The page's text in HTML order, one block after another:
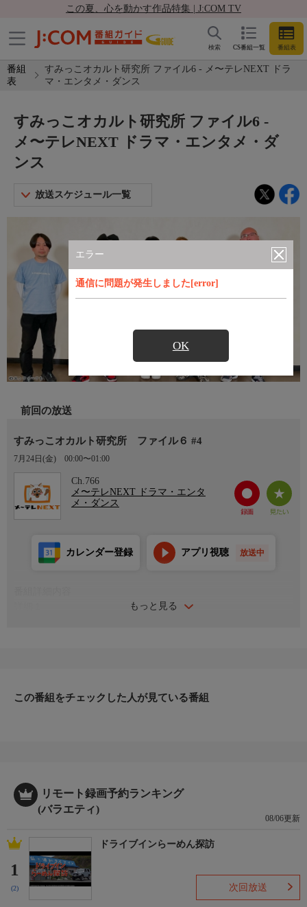
この夏、心を動かす作品特集 | J:COM TV
CS番組一覧 番組表
検索
番組
表
すみっこオカルト研究所 ファイル6 - メ〜テレNEXT ドラ
マ・エンタメ・ダンス
エラー
通信に問題が発生しました[error]
OK
すみっこオカルト研究所 ファイル6 -
メ〜テレNEXT ドラマ・エンタメ・ダ
ンス
放送スケジュール一覧
前回の放送
すみっこオカルト研究所 ファイル６ #4
7月24日(金) 00:00〜01:00
Ch.766
メ〜テレNEXT ドラマ・エンタ
メ・ダンス
もっと見る
カレンダー登録 アプリ視聴 放送中
コシショウ、種井一司（東京スポーツ記者）、バーガー菊池（実
この番組をチェックした人が見ている番組
リモート録画予約ランキング
(バラエティ)
08/06更新
1
(2)
ドライブインらーめん探訪
次回放送